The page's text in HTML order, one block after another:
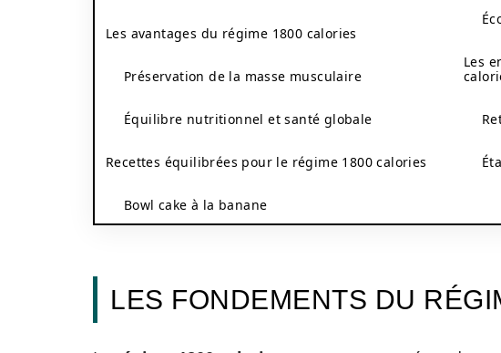
Les avantages du régime 1800 calories
Préservation de la masse musculaire
Équilibre nutritionnel et santé globale
Recettes équilibrées pour le régime 1800 calories
Bowl cake à la banane
Les
LES FONDEMENTS DU